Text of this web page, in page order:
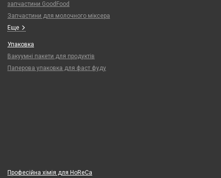
запчастини GoodFood
Запчастини для молочного міксера
Еще
Упаковка
Вакуумні пакети для продуктів
Паперова упаковка для фаст фуду
Професійна хімія для HoReCa